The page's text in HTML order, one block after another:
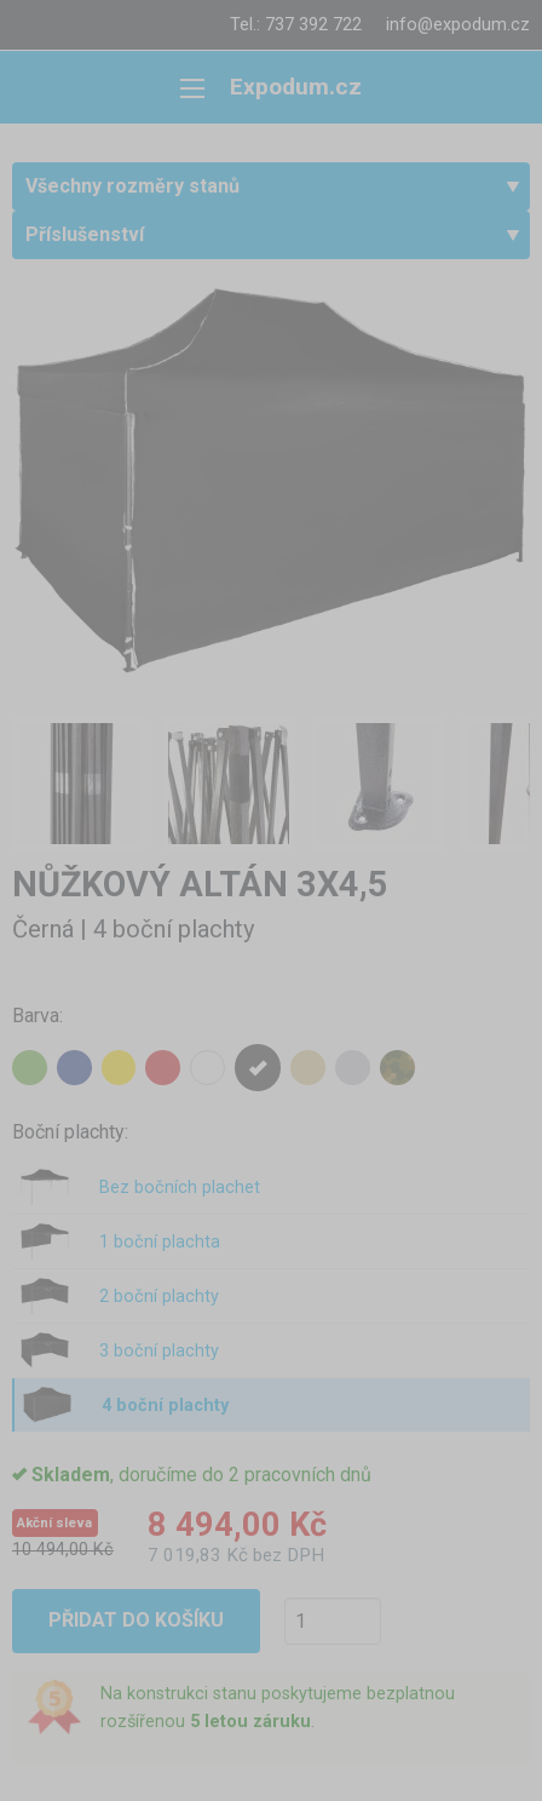
Tel.: 737 392 722 info@expodum.cz
Expodum.cz
Všechny rozměry stanů
Příslušenství
NŮŽKOVÝ ALTÁN 3X4,5
Černá | 4 boční plachty
Barva:
Boční plachty:
Bez bočních plachet
1 boční plachta
2 boční plachty
3 boční plachty
4 boční plachty
Skladem, doručíme do 2 pracovních dnů
Akční sleva
10 494,00 Kč
8 494,00 Kč
7 019,83 Kč bez DPH
PŘIDAT DO KOŠÍKU
Na konstrukci stanu poskytujeme bezplatnou
rozšířenou 5 letou záruku.